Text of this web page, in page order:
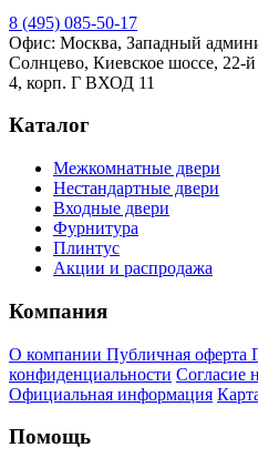
8 (495) 085-50-17
Офис: Москва, Западный
Солнцево, Киевское шоссе, 22-й
4, корп. Г ВХОД 11
Каталог
Межкомнатные двери
Нестандартные двери
Входные двери
Фурнитура
Плинтус
Акции и распродажа
Компания
О компании Публичная оферта
конфиденциальности Согласие
Официальная информация
Помощь